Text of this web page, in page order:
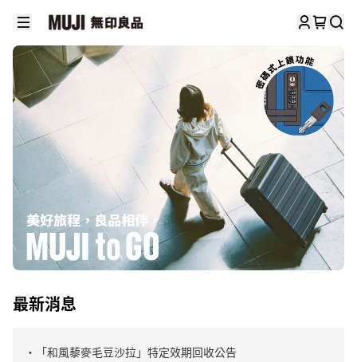
最新消息
・「和風藜麥毛豆沙拉」特定效期回收公告